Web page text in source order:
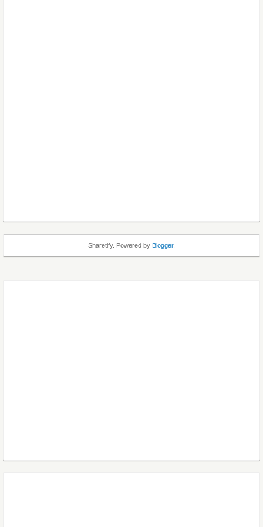
Sharetify. Powered by Blogger.